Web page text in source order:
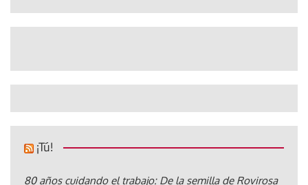
¡Tú!
80 años cuidando el trabajo: De la semilla de Rovirosa